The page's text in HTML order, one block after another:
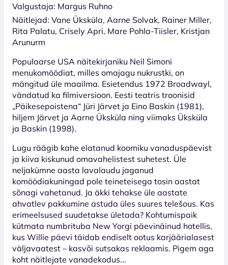
Valgustaja: Margus Ruhno
Näitlejad: Vane Üksküla, Aarne Solvak, Rainer Miller,
Rita Palatu, Crisely Apri, Mare Pohla-Tiisler, Kristjan
Arunurm
Populaarse USA näitekirjaniku Neil Simoni
menukomöödiat, milles omajagu nukrustki, on
mängitud üle maailma. Esietendus 1972 Broadwayl,
vändatud ka filmiversioon. Eesti teatris troonisid
„Päikesepoistena“ Jüri Järvet ja Eino Baskin (1981),
hiljem Järvet ja Aarne Üksküla ning viimaks Üksküla
ja Baskin (1998).
Lugu räägib kahe elatanud koomiku vanaduspäevist
ja kiiva kiskunud omavahelistest suhetest. Üle
neljakümne aasta lavalaudu jaganud
komöödiakuningad pole teineteisega tosin aastat
sõnagi vahetanud. Ja äkki tehakse üle aastate
ahvatlev pakkumine astuda üles suures telešous. Kas
erimeelsused suudetakse ületada? Kohtumispaik
kütmata numbrituba New Yorgi päevinäinud hotellis,
kus Willie päevi täidab endiselt ootus karjäärialasest
väljavaatest – kasvõi sutsakas reklaamis. Pigem aga
koht näitlejate vanadekodus...